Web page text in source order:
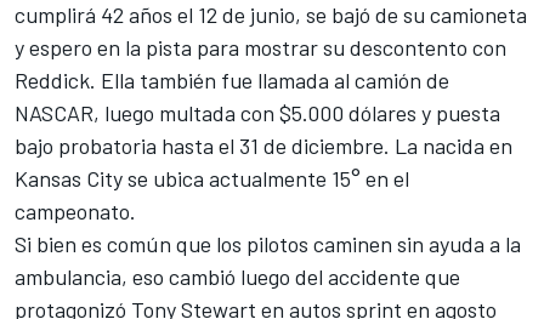
cumplirá 42 años el 12 de junio, se bajó de su camioneta
y espero en la pista para mostrar su descontento con
Reddick. Ella también fue llamada al camión de
NASCAR, luego multada con $5.000 dólares y puesta
bajo probatoria hasta el 31 de diciembre. La nacida en
Kansas City se ubica actualmente 15° en el
campeonato.
Si bien es común que los pilotos caminen sin ayuda a la
ambulancia, eso cambió luego del accidente que
protagonizó Tony Stewart en autos sprint en agosto